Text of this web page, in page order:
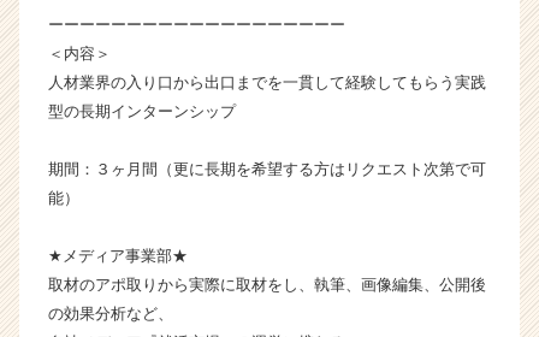
か
ス
ウ
が
活
ーーーーーーーーーーーーーーーーーーー
＜内容＞
人材業界の入り口から出口までを一貫して経験してもらう実践
型の長期インターンシップ
期間：３ヶ月間（更に長期を希望する方はリクエスト次第で可
能）
★メディア事業部★
取材のアポ取りから実際に取材をし、執筆、画像編集、公開後
の効果分析など、